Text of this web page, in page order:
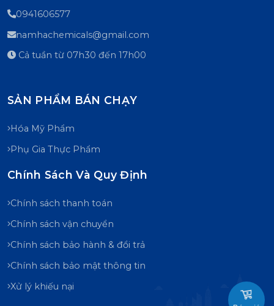
0941606577
namhachemicals@gmail.com
Cả tuần từ 07h30 đến 17h00
SẢN PHẨM BÁN CHẠY
Hóa Mỹ Phẩm
Phụ Gia Thực Phẩm
Chính Sách Và Quy Định
Chính sách thanh toán
Chính sách vận chuyển
Chính sách bảo hành & đổi trả
Chính sách bảo mật thông tin
Xử lý khiếu nại